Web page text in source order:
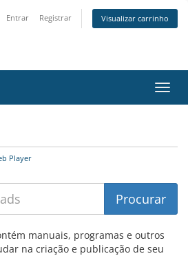
Entrar Registrar Visualizar carrinho
Player
manuais, programas e outros
na criação e publicação de seu